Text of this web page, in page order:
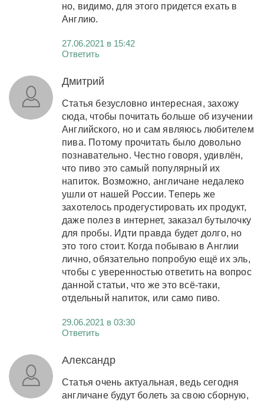
но, видимо, для этого придется ехать в
Англию.
27.06.2021 в 15:42
Ответить
Дмитрий
Статья безусловно интересная, захожу
сюда, чтобы почитать больше об изучении
Английского, но и сам являюсь любителем
пива. Потому прочитать было довольно
познавательно. Честно говоря, удивлён,
что пиво это самый популярный их
напиток. Возможно, англичане недалеко
ушли от нашей России. Теперь же
захотелось продегустировать их продукт,
даже полез в интернет, заказал бутылочку
для пробы. Идти правда будет долго, но
это того стоит. Когда побываю в Англии
лично, обязательно попробую ещё их эль,
чтобы с уверенностью ответить на вопрос
данной статьи, что же это всё-таки,
отдельный напиток, или само пиво.
29.06.2021 в 03:30
Ответить
Александр
Статья очень актуальная, ведь сегодня
англичане будут болеть за свою сборную,